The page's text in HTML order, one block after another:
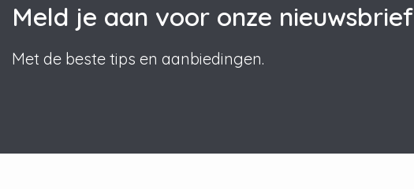
Meld je aan voor onze nieuwsbrief
Met de beste tips en aanbiedingen.